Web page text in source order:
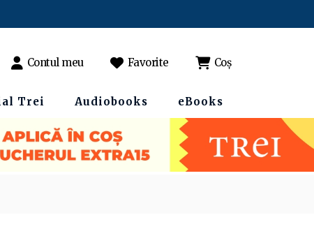
Contul meu Favorite Coș
Trei Audiobooks eBooks